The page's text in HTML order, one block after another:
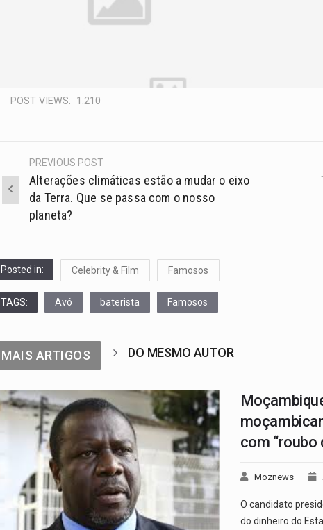
POST VIEWS: 1.210
PREVIOUS POST
Alterações climáticas estão a mudar o eixo
da Terra. Que se passa com o nosso
planeta?
Posted in: Celebrity & Film Famosos
TAGS: Avó baterista Famosos
MAIS ARTIGOS DO MESMO AUTOR
com “roubo
Moznews
O candidato
do dinheiro do